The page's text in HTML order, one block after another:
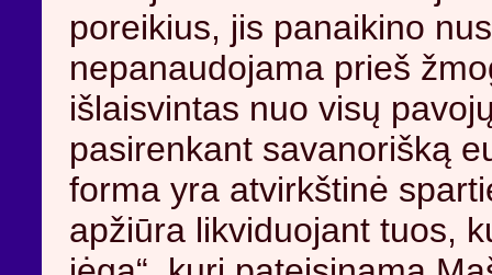
poreikius, jis panaikino
nepanaudojama prieš
išlaisvintas nuo visų
pasirenkant savanorišką
forma yra atvirkštinė
apžiūra likviduojant tuos,